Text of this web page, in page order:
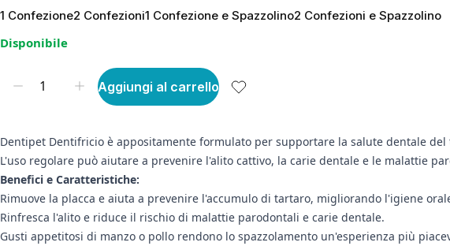
1 Confezione2 Confezioni1 Confezione e Spazzolino2 Confezioni e Spazzolino
Disponibile
Aggiungi al carrello
Dentipet Dentifricio è appositamente formulato per supportare la salute dentale
L'uso regolare può aiutare a prevenire l'alito cattivo, la carie dentale e le malattie
Benefici e Caratteristiche:
Rimuove la placca e aiuta a prevenire l'accumulo di tartaro, migliorando l'igiene
Rinfresca l'alito e riduce il rischio di malattie parodontali e carie dentale.
Gusti appetitosi di manzo o pollo rendono lo spazzolamento un'esperienza più